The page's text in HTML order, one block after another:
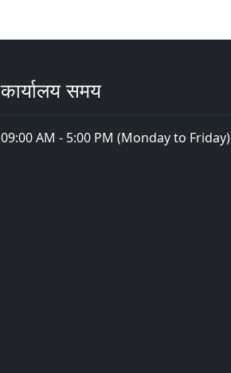
कार्यालय समय
09:00 AM - 5:00 PM (Monday to Friday)